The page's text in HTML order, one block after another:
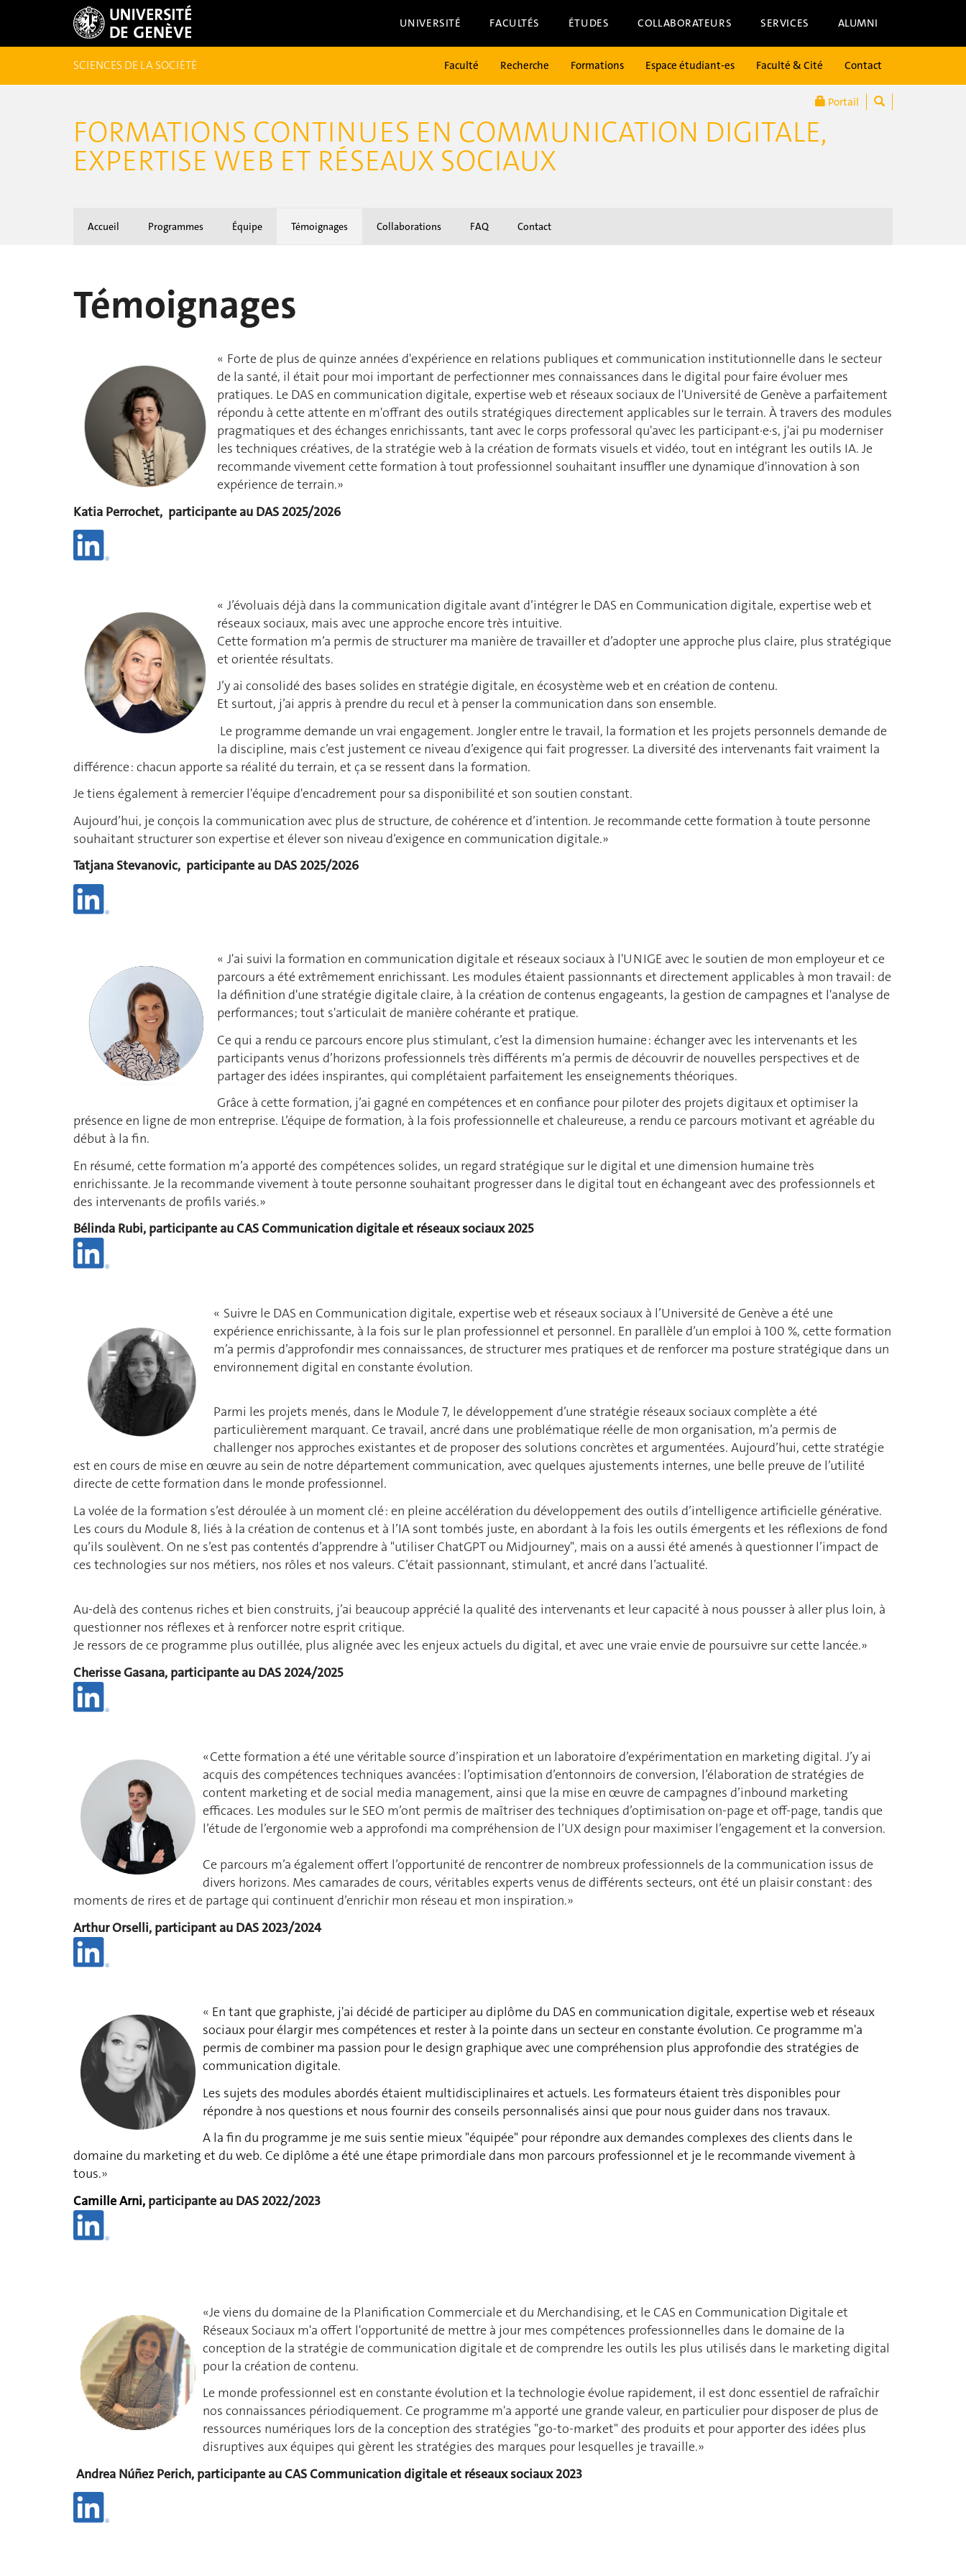
UNIVERSITÉ FACULTÉS ÉTUDES COLLABORATEURS SERVICES ALUMNI
Portail
SCIENCES DE LA SOCIÉTÉ Faculté Recherche Formations Espace étudiant-es Faculté & Cité Contact
FORMATIONS CONTINUES EN COMMUNICATION DIGITALE,
EXPERTISE WEB ET RÉSEAUX SOCIAUX
Accueil Programmes Équipe Témoignages Collaborations FAQ Contact
Témoignages
« Forte de plus de quinze années d'expérience en relations publiques et communication institutionnelle dans le secteur
de la santé, il était pour moi important de perfectionner mes connaissances dans le digital pour faire évoluer mes
pratiques. Le DAS en communication digitale, expertise web et réseaux sociaux de l'Université de Genève a parfaitement
répondu à cette attente en m'offrant des outils stratégiques directement applicables sur le terrain. À travers des modules
pragmatiques et des échanges enrichissants, tant avec le corps professoral qu'avec les participant·e·s, j'ai pu moderniser
les techniques créatives, de la stratégie web à la création de formats visuels et vidéo, tout en intégrant les outils IA. Je
recommande vivement cette formation à tout professionnel souhaitant insuffler une dynamique d'innovation à son
expérience de terrain.»
Katia Perrochet, participante au DAS 2025/2026
« J’évoluais déjà dans la communication digitale avant d’intégrer le DAS en Communication digitale, expertise web et
réseaux sociaux, mais avec une approche encore très intuitive.
Cette formation m’a permis de structurer ma manière de travailler et d’adopter une approche plus claire, plus stratégique
et orientée résultats.
J’y ai consolidé des bases solides en stratégie digitale, en écosystème web et en création de contenu.
Et surtout, j’ai appris à prendre du recul et à penser la communication dans son ensemble.
Le programme demande un vrai engagement. Jongler entre le travail, la formation et les projets personnels demande de
la discipline, mais c’est justement ce niveau d’exigence qui fait progresser. La diversité des intervenants fait vraiment la
différence : chacun apporte sa réalité du terrain, et ça se ressent dans la formation.
Je tiens également à remercier l'équipe d'encadrement pour sa disponibilité et son soutien constant.
Aujourd’hui, je conçois la communication avec plus de structure, de cohérence et d’intention. Je recommande cette formation à toute personne
souhaitant structurer son expertise et élever son niveau d’exigence en communication digitale.»
Tatjana Stevanovic, participante au DAS 2025/2026
« J'ai suivi la formation en communication digitale et réseaux sociaux à l'UNIGE avec le soutien de mon employeur et ce
parcours a été extrêmement enrichissant. Les modules étaient passionnants et directement applicables à mon travail: de
la définition d'une stratégie digitale claire, à la création de contenus engageants, la gestion de campagnes et l'analyse de
performances; tout s'articulait de manière cohérante et pratique.
Ce qui a rendu ce parcours encore plus stimulant, c’est la dimension humaine : échanger avec les intervenants et les
participants venus d’horizons professionnels très différents m’a permis de découvrir de nouvelles perspectives et de
partager des idées inspirantes, qui complétaient parfaitement les enseignements théoriques.
Grâce à cette formation, j’ai gagné en compétences et en confiance pour piloter des projets digitaux et optimiser la
présence en ligne de mon entreprise. L’équipe de formation, à la fois professionnelle et chaleureuse, a rendu ce parcours motivant et agréable du
début à la fin.
En résumé, cette formation m’a apporté des compétences solides, un regard stratégique sur le digital et une dimension humaine très
enrichissante. Je la recommande vivement à toute personne souhaitant progresser dans le digital tout en échangeant avec des professionnels et
des intervenants de profils variés.»
Bélinda Rubi, participante au CAS Communication digitale et réseaux sociaux 2025
« Suivre le DAS en Communication digitale, expertise web et réseaux sociaux à l’Université de Genève a été une
expérience enrichissante, à la fois sur le plan professionnel et personnel. En parallèle d’un emploi à 100 %, cette formation
m’a permis d’approfondir mes connaissances, de structurer mes pratiques et de renforcer ma posture stratégique dans un
environnement digital en constante évolution.
Parmi les projets menés, dans le Module 7, le développement d’une stratégie réseaux sociaux complète a été
particulièrement marquant. Ce travail, ancré dans une problématique réelle de mon organisation, m’a permis de
challenger nos approches existantes et de proposer des solutions concrètes et argumentées. Aujourd’hui, cette stratégie
est en cours de mise en œuvre au sein de notre département communication, avec quelques ajustements internes, une belle preuve de l’utilité
directe de cette formation dans le monde professionnel.
La volée de la formation s’est déroulée à un moment clé : en pleine accélération du développement des outils d’intelligence artificielle générative.
Les cours du Module 8, liés à la création de contenus et à l’IA sont tombés juste, en abordant à la fois les outils émergents et les réflexions de fond
qu’ils soulèvent. On ne s’est pas contentés d’apprendre à "utiliser ChatGPT ou Midjourney", mais on a aussi été amenés à questionner l’impact de
ces technologies sur nos métiers, nos rôles et nos valeurs. C’était passionnant, stimulant, et ancré dans l’actualité.
Au-delà des contenus riches et bien construits, j’ai beaucoup apprécié la qualité des intervenants et leur capacité à nous pousser à aller plus loin, à
questionner nos réflexes et à renforcer notre esprit critique.
Je ressors de ce programme plus outillée, plus alignée avec les enjeux actuels du digital, et avec une vraie envie de poursuivre sur cette lancée.»
Cherisse Gasana, participante au DAS 2024/2025
«Cette formation a été une véritable source d’inspiration et un laboratoire d’expérimentation en marketing digital. J’y ai
acquis des compétences techniques avancées : l’optimisation d’entonnoirs de conversion, l’élaboration de stratégies de
content marketing et de social media management, ainsi que la mise en œuvre de campagnes d’inbound marketing
efficaces. Les modules sur le SEO m’ont permis de maîtriser des techniques d’optimisation on-page et off-page, tandis que
l’étude de l’ergonomie web a approfondi ma compréhension de l’UX design pour maximiser l’engagement et la conversion.
Ce parcours m’a également offert l’opportunité de rencontrer de nombreux professionnels de la communication issus de
divers horizons. Mes camarades de cours, véritables experts venus de différents secteurs, ont été un plaisir constant : des
moments de rires et de partage qui continuent d’enrichir mon réseau et mon inspiration.»
Arthur Orselli, participant au DAS 2023/2024
« En tant que graphiste, j'ai décidé de participer au diplôme du DAS en communication digitale, expertise web et réseaux
sociaux pour élargir mes compétences et rester à la pointe dans un secteur en constante évolution. Ce programme m'a
permis de combiner ma passion pour le design graphique avec une compréhension plus approfondie des stratégies de
communication digitale.
Les sujets des modules abordés étaient multidisciplinaires et actuels. Les formateurs étaient très disponibles pour
répondre à nos questions et nous fournir des conseils personnalisés ainsi que pour nous guider dans nos travaux.
A la fin du programme je me suis sentie mieux "équipée" pour répondre aux demandes complexes des clients dans le
domaine du marketing et du web. Ce diplôme a été une étape primordiale dans mon parcours professionnel et je le recommande vivement à
tous.»
CamilleArni, participante au DAS 2022/2023
«Je viens du domaine de la Planification Commerciale et du Merchandising, et le CAS en Communication Digitale et
Réseaux Sociaux m'a offert l'opportunité de mettre à jour mes compétences professionnelles dans le domaine de la
conception de la stratégie de communication digitale et de comprendre les outils les plus utilisés dans le marketing digital
pour la création de contenu.
Le monde professionnel est en constante évolution et la technologie évolue rapidement, il est donc essentiel de rafraîchir
nos connaissances périodiquement. Ce programme m'a apporté une grande valeur, en particulier pour disposer de plus de
ressources numériques lors de la conception des stratégies "go-to-market" des produits et pour apporter des idées plus
disruptives aux équipes qui gèrent les stratégies des marques pour lesquelles je travaille.»
Andrea Núñez Perich, participante au CAS Communication digitale et réseaux sociaux 2023